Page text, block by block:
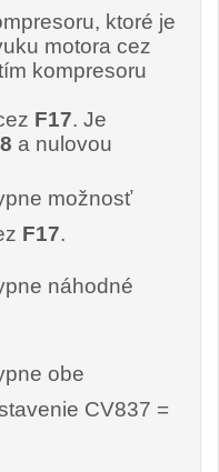
ktoré je
motora cez
kompresoru
F17. Je
a nulovou
možnosť
F17.
náhodné
obe
CV837 =